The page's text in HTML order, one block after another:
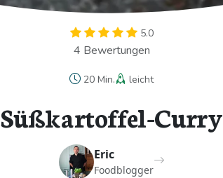
5.0
4 Bewertungen
20 Min. leicht
Süßkartoffel-Curry
Eric
Foodblogger